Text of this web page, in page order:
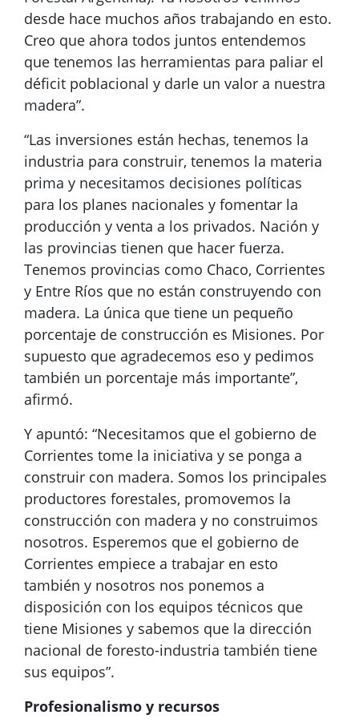
desde hace muchos años trabajando en esto.
Creo que ahora todos juntos entendemos
que tenemos las herramientas para paliar el
déficit poblacional y darle un valor a nuestra
madera”.
“Las inversiones están hechas, tenemos la
industria para construir, tenemos la materia
prima y necesitamos decisiones políticas
para los planes nacionales y fomentar la
producción y venta a los privados. Nación y
las provincias tienen que hacer fuerza.
Tenemos provincias como Chaco, Corrientes
y Entre Ríos que no están construyendo con
madera. La única que tiene un pequeño
porcentaje de construcción es Misiones. Por
supuesto que agradecemos eso y pedimos
también un porcentaje más importante”,
afirmó.
Y apuntó: “Necesitamos que el gobierno de
Corrientes tome la iniciativa y se ponga a
construir con madera. Somos los principales
productores forestales, promovemos la
construcción con madera y no construimos
nosotros. Esperemos que el gobierno de
Corrientes empiece a trabajar en esto
también y nosotros nos ponemos a
disposición con los equipos técnicos que
tiene Misiones y sabemos que la dirección
nacional de foresto-industria también tiene
sus equipos”.
Profesionalismo y recursos